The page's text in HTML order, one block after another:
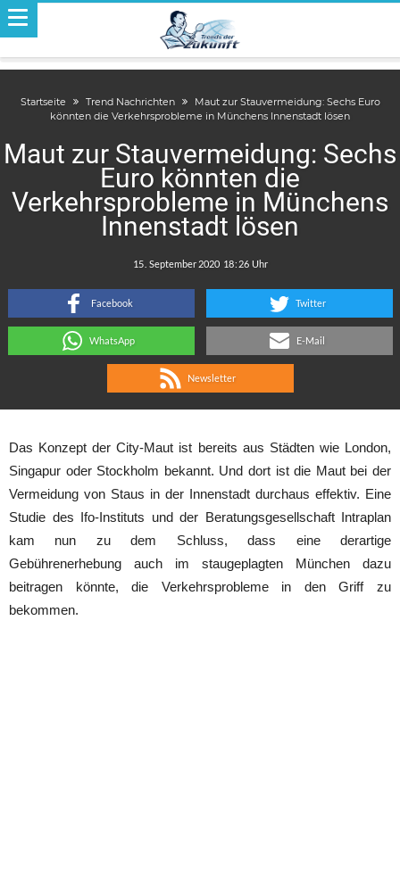
Startseite Trend Nachrichten
Maut zur Stauvermeidung: Sechs Euro
könnten die Verkehrsprobleme in Münchens Innenstadt lösen
Maut zur Stauvermeidung: Sechs
Euro könnten die
Verkehrsprobleme in Münchens
Innenstadt lösen
:
Facebook Twitter
WhatsApp E-Mail
Newsletter
Das Konzept der City-Maut ist bereits aus Städten wie London,
Singapur oder Stockholm bekannt. Und dort ist die Maut bei der
Vermeidung von Staus in der Innenstadt durchaus effektiv. Eine
Studie des Ifo-Instituts und der Beratungsgesellschaft Intraplan
kam nun zu dem Schluss, dass eine derartige
Gebührenerhebung auch im staugeplagten München dazu
beitragen könnte, die Verkehrsprobleme in den Griff zu
bekommen.